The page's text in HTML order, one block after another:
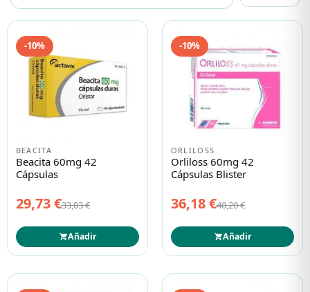
Cabello
Productos naturales y dietética
Mascotas
Higiene
Cabello
Productos naturales y dietética
Mascotas
Higiene
BEACITA
Beacita 60mg 42
Cápsulas
29,73 €33,03 €
Añadir
-10%
ORLILOSS
Orliloss 60mg 42
Cápsulas Blister
36,18 €40,20 €
Añadir
-10%